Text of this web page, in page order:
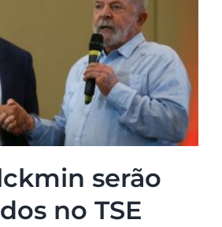
serão
no TSE